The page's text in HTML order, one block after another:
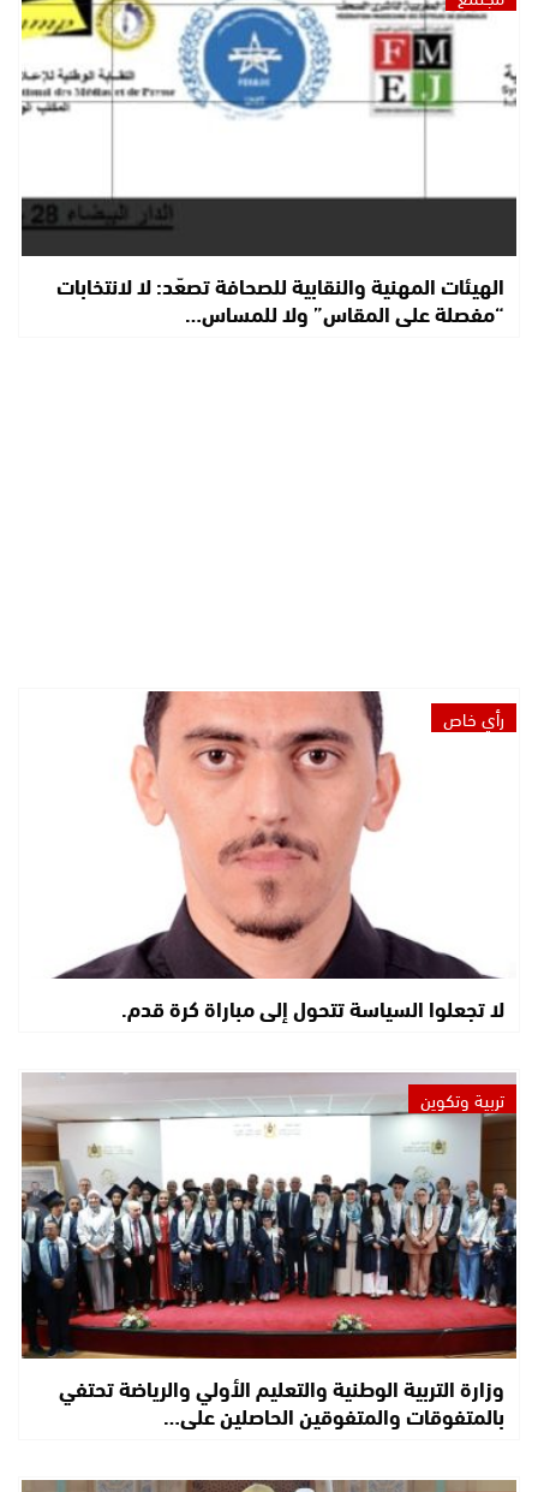
الهيئات المهنية والنقابية للصحافة تصعّد: لا لانتخابات
“مفصلة على المقاس” ولا للمساس…
رأي خاص
لا تجعلوا السياسة تتحول إلى مباراة كرة قدم.
تربية وتكوين
وزارة التربية الوطنية والتعليم الأولي والرياضة تحتفي
بالمتفوقات والمتفوقين الحاصلين على…